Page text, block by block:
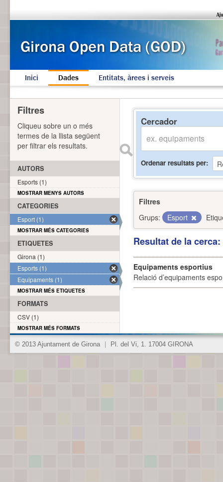
Inici Dades Entitats, àrees i serveis
Cercador
Ordenar resultats per
Filtres
Grups:
Esport
Resultat de la
Equipaments esportius
Relació d’equipaments
Filtres
Cliqueu sobre un o més
termes de la llista següent
per filtrar els resultats.
AUTORS
Esports (1)
MOSTRAR MENYS AUTORS
CATEGORIES
Esport (1)
MOSTRAR MÉS CATEGORIES
ETIQUETES
Girona (1)
Esports (1)
Equipaments (1)
MOSTRAR MÉS ETIQUETES
FORMATS
CSV (1)
MOSTRAR MÉS FORMATS
© 2013 Ajuntament de Girona Pl. del Vi, 1. 17004 GIRONA